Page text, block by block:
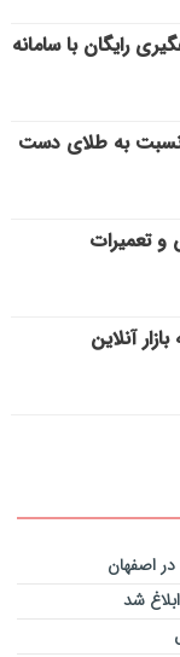
رایگان با سامانه
به طلای دست
تعمیرات
آنلاین
اصفهان
شد